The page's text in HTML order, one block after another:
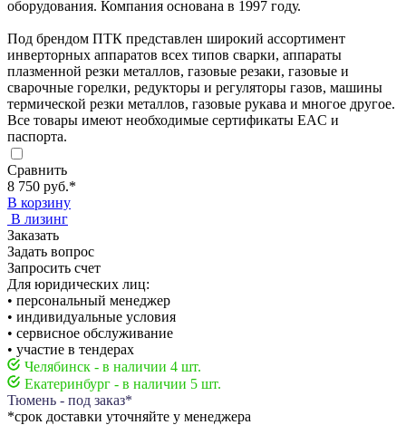
оборудования. Компания основана в 1997 году.
Под брендом ПТК представлен широкий ассортимент
инверторных аппаратов всех типов сварки, аппараты
плазменной резки металлов, газовые резаки, газовые и
сварочные горелки, редукторы и регуляторы газов, машины
термической резки металлов, газовые рукава и многое другое.
Все товары имеют необходимые сертификаты EAC и
паспорта.
Сравнить
8 750 руб.*
В корзину
В лизинг
Заказать
Задать вопрос
Запросить счет
Для юридических лиц:
• персональный менеджер
• индивидуальные условия
• сервисное обслуживание
• участие в тендерах
Челябинск - в наличии 4 шт.
Екатеринбург - в наличии 5 шт.
Тюмень - под заказ*
*срок доставки уточняйте у менеджера